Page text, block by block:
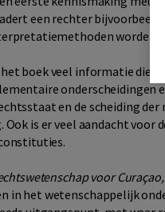
een rechter bijvoorbeeld
worden
boek veel informatie die
onderscheidingen
en de scheiding
is er veel aandacht voor
voor
in het wetenschappelijk